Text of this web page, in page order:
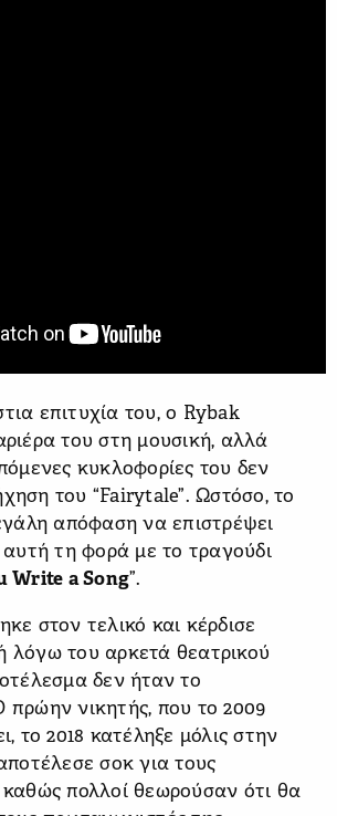
επιτυχία του, ο Rybak
του στη μουσική, αλλά
κυκλοφορίες του δεν
του “Fairytale”. Ωστόσο, το
απόφαση να επιστρέψει
τη φορά με το τραγούδι
Write a Song”.
στον τελικό και κέρδισε
λόγω του αρκετά θεατρικού
δεν ήταν το
νικητής, που το 2009
το 2018 κατέληξε μόλις στην
σοκ για τους
πολλοί θεωρούσαν ότι θα